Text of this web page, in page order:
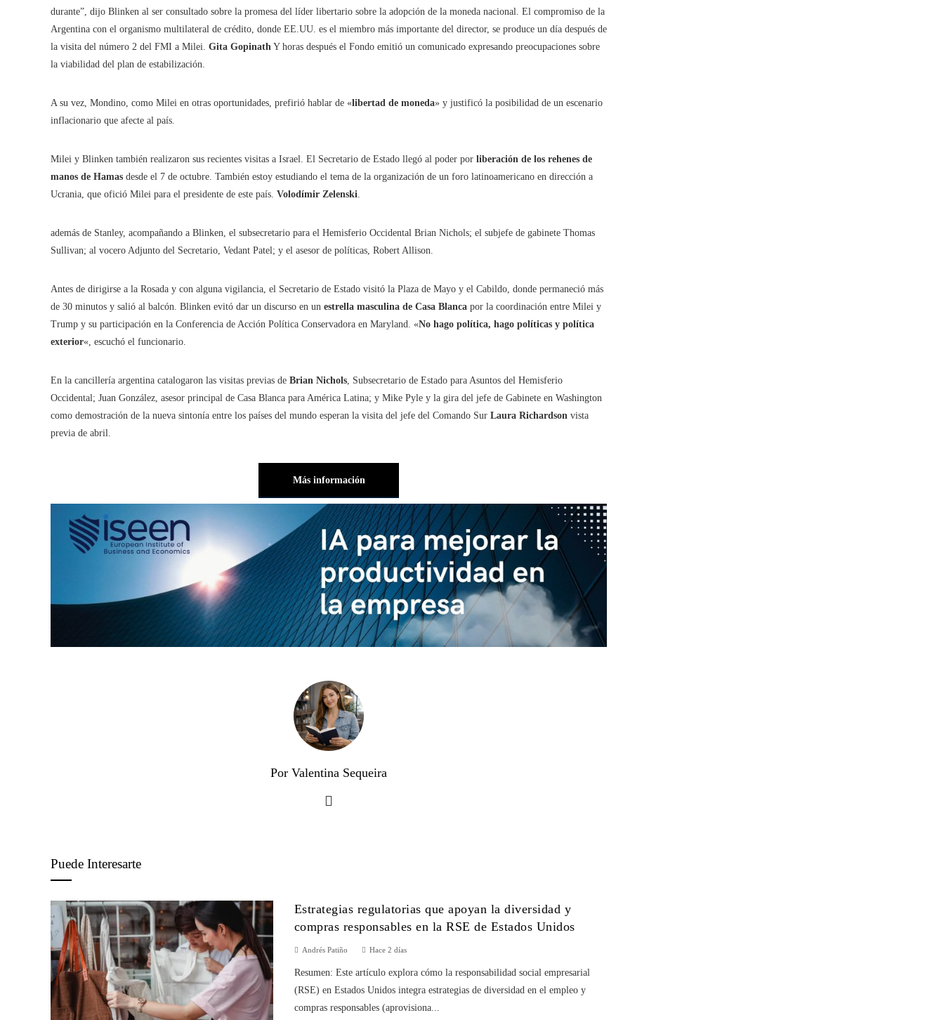
durante”, dijo Blinken al ser consultado sobre la promesa del líder libertario sobre la adopción de la moneda nacional. El compromiso de la
Argentina con el organismo multilateral de crédito, donde EE.UU. es el miembro más importante del director, se produce un día después de
la visita del número 2 del FMI a Milei. Gita Gopinath Y horas después el Fondo emitió un comunicado expresando preocupaciones sobre
la viabilidad del plan de estabilización.
A su vez, Mondino, como Milei en otras oportunidades, prefirió hablar de «libertad de moneda» y justificó la posibilidad de un escenario
inflacionario que afecte al país.
Milei y Blinken también realizaron sus recientes visitas a Israel. El Secretario de Estado llegó al poder por liberación de los rehenes de
manos de Hamas desde el 7 de octubre. También estoy estudiando el tema de la organización de un foro latinoamericano en dirección a
Ucrania, que ofició Milei para el presidente de este país. Volodímir Zelenski.
además de Stanley, acompañando a Blinken, el subsecretario para el Hemisferio Occidental Brian Nichols; el subjefe de gabinete Thomas
Sullivan; al vocero Adjunto del Secretario, Vedant Patel; y el asesor de políticas, Robert Allison.
Antes de dirigirse a la Rosada y con alguna vigilancia, el Secretario de Estado visitó la Plaza de Mayo y el Cabildo, donde permaneció más
de 30 minutos y salió al balcón. Blinken evitó dar un discurso en un estrella masculina de Casa Blanca por la coordinación entre Milei y
Trump y su participación en la Conferencia de Acción Política Conservadora en Maryland. «No hago política, hago políticas y política
exterior«, escuchó el funcionario.
En la cancillería argentina catalogaron las visitas previas de Brian Nichols, Subsecretario de Estado para Asuntos del Hemisferio
Occidental; Juan González, asesor principal de Casa Blanca para América Latina; y Mike Pyle y la gira del jefe de Gabinete en Washington
como demostración de la nueva sintonía entre los países del mundo esperan la visita del jefe del Comando Sur Laura Richardson vista
previa de abril.
Más información
Por Valentina Sequeira
Puede Interesarte
Estrategias regulatorias que apoyan la diversidad y
compras responsables en la RSE de Estados Unidos
Andrés Patiño Hace 2 días
Resumen: Este artículo explora cómo la responsabilidad social empresarial
(RSE) en Estados Unidos integra estrategias de diversidad en el empleo y
compras responsables (aprovisiona...